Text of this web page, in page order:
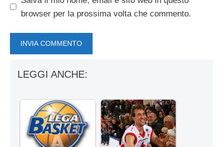
browser per la prossima volta che commento.
LEGGI ANCHE: